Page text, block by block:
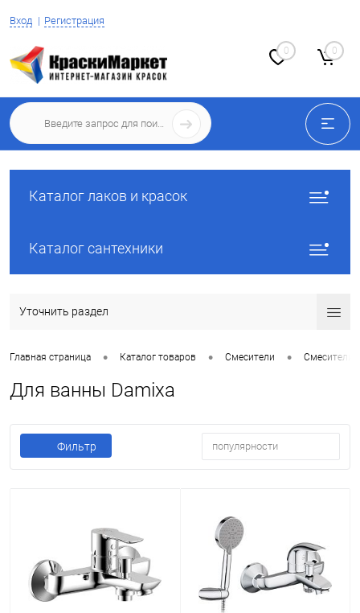
Вход Регистрация
0 0
Каталог лаков и красок
Каталог сантехники
Уточнить раздел
Главная страница • Каталог товаров • Смесители • Смесители
Для ванны Damixa
Фильтр популярности